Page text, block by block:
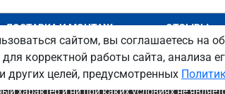
ДОСТАВКА И МОНТАЖ ОТЗЫВЫ
характер и ни при каких условиях не
сайтом, вы соглашаетесь на
корректной работы сайта, анализа
других целей, предусмотренных